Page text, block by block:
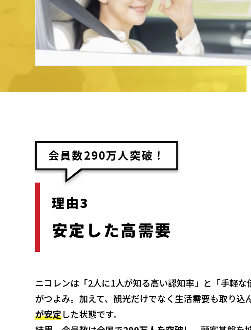
会員数290万人突破！
理由3
安定した高需要
ニコレンは「2人に1人が知る高い認知率」と「手軽な
がつよみ。加えて、観光だけでなく生活需要も取り込
が安定した状態です。